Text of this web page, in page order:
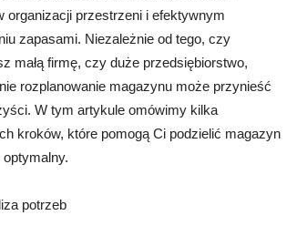
organizacji przestrzeni i efektywnym
zapasami. Niezależnie od tego, czy
małą firmę, czy duże przedsiębiorstwo,
rozplanowanie magazynu może przynieść
W tym artykule omówimy kilka
kroków, które pomogą Ci podzielić magazyn
potrzeb